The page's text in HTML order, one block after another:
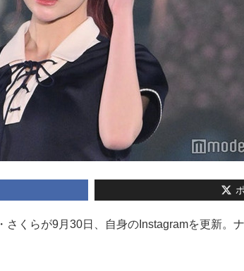
さくらが9月30日、自身のInstagramを更新。